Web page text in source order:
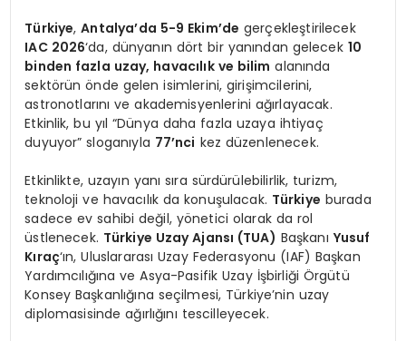
Türkiye,Antalya’da 5-9 Ekim’de gerçekleştirilecek
IAC 2026‘da, dünyanın dört bir yanından gelecek 10
binden fazla uzay, havacılık ve bilim alanında
sektörün önde gelen isimlerini, girişimcilerini,
astronotlarını ve akademisyenlerini ağırlayacak.
Etkinlik, bu yıl “Dünya daha fazla uzaya ihtiyaç
duyuyor” sloganıyla 77’nci kez düzenlenecek.
Etkinlikte, uzayın yanı sıra sürdürülebilirlik, turizm,
teknoloji ve havacılık da konuşulacak. Türkiye burada
sadece ev sahibi değil, yönetici olarak da rol
üstlenecek. Türkiye Uzay Ajansı (TUA) Başkanı Yusuf
Kıraç‘ın, Uluslararası Uzay Federasyonu (IAF) Başkan
Yardımcılığına ve Asya-Pasifik Uzay İşbirliği Örgütü
Konsey Başkanlığına seçilmesi, Türkiye’nin uzay
diplomasisinde ağırlığını tescilleyecek.